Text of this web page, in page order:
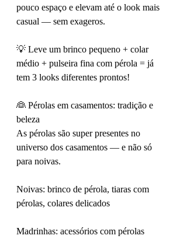
pouco espaço e elevam até o look mais
casual — sem exageros.
💡 Leve um brinco pequeno + colar
médio + pulseira fina com pérola = já
tem 3 looks diferentes prontos!
👰 Pérolas em casamentos: tradição e
beleza
As pérolas são super presentes no
universo dos casamentos — e não só
para noivas.
Noivas: brinco de pérola, tiaras com
pérolas, colares delicados
Madrinhas: acessórios com pérolas